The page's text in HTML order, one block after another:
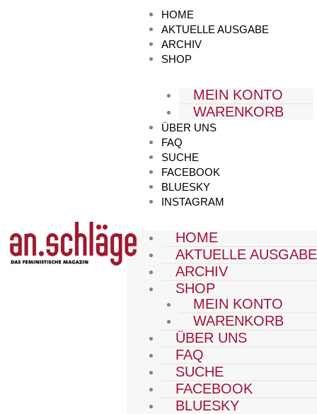
HOME
AKTUELLE AUSGABE
ARCHIV
SHOP
MEIN KONTO
WARENKORB
ÜBER UNS
FAQ
SUCHE
FACEBOOK
BLUESKY
INSTAGRAM
HOME
AKTUELLE AUSGABE
ARCHIV
SHOP
MEIN KONTO
WARENKORB
ÜBER UNS
FAQ
SUCHE
FACEBOOK
BLUESKY